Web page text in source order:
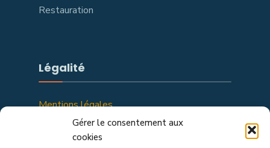
Gérer le consentement aux
cookies
Restauration
Légalité
Mentions légales
Politique de confidentialité